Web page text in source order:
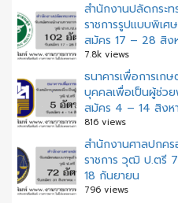
สำนักงานปลัดกระ
ราชการรูปแบบพิเ
สมัคร 17 – 28 สิง
7.8k views
ธนาคารเพื่อการเก
บุคคลเพื่อเป็นผู้ช่ว
สมัคร 4 – 14 สิงห
816 views
สํานักงานศาลปกค
ราชการ วุฒิ ป.ตรี
18 กันยายน
796 views